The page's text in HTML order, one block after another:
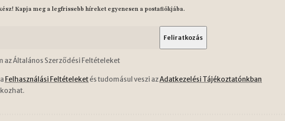
Kapja meg a legfrissebb híreket egyenesen a postafiókjába.
az Általános Szerződési Feltételeket
Felhasználási Feltételeketés tudomásul veszi azAdatkezelési Tájékoztatónkban